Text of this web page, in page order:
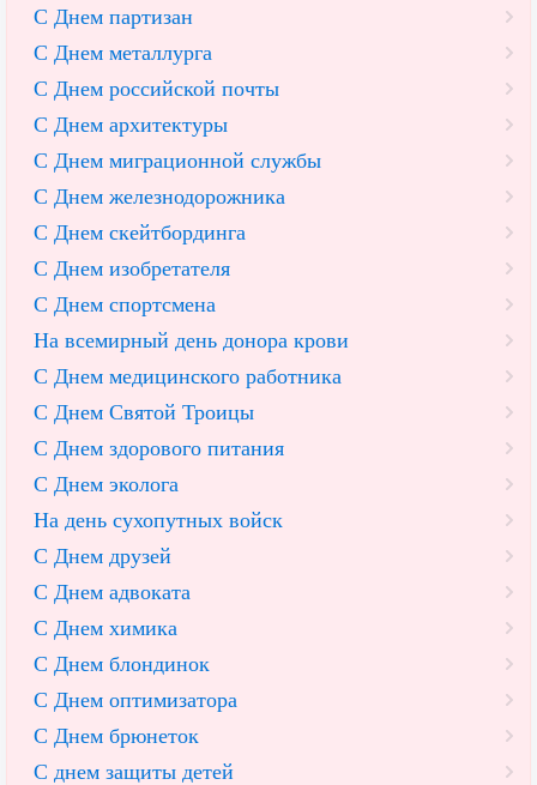
С Днем партизан
С Днем металлурга
С Днем российской почты
С Днем архитектуры
С Днем миграционной службы
С Днем железнодорожника
С Днем скейтбординга
С Днем изобретателя
С Днем спортсмена
На всемирный день донора крови
С Днем медицинского работника
С Днем Святой Троицы
С Днем здорового питания
С Днем эколога
На день сухопутных войск
С Днем друзей
С Днем адвоката
С Днем химика
С Днем блондинок
С Днем оптимизатора
С Днем брюнеток
С днем защиты детей